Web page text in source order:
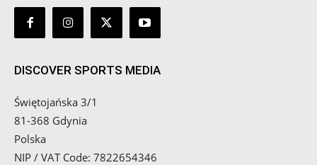
DISCOVER SPORTS MEDIA
Świętojańska 3/1
81-368 Gdynia
Polska
NIP / VAT Code: 7822654346